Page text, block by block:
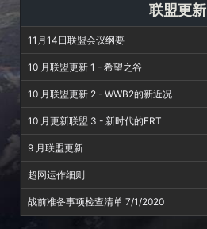
联盟更新
11月14日联盟会议纲要
10 月联盟更新 1 - 希望之谷
10 月联盟更新 2 - WWB2的新近况
10 月更新联盟 3 - 新时代的FRT
9 月联盟更新
超网运作细则
战前准备事项检查清单 7/1/2020